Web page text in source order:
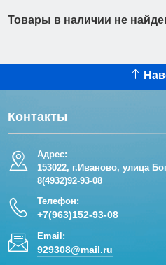
Товары в наличии не
Контакты
Адрес:
153022, г.Иваново, улица
8(4932)92-93-08
Телефон:
+7(963)152-93-08
Email:
929308@mail.ru